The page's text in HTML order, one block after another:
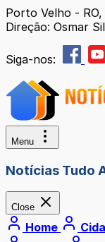
Porto Velho -
Direção: Osmar
Siga-nos:
Menu
Notícias Tudo
Close
Home